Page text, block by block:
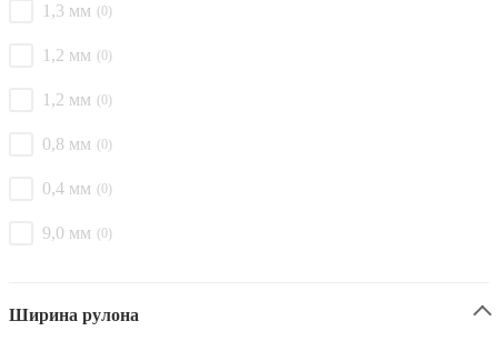
1,3 мм (0)
1,2 мм (0)
1,2 мм (0)
0,8 мм (0)
0,4 мм (0)
9,0 мм (0)
Ширина рулона